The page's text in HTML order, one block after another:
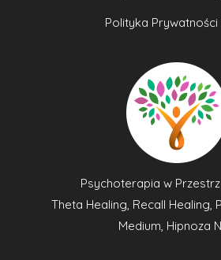
Polityka Prywatności
Psychoterapia w
Theta Healing, Recall Healing,
Medium, Hipnoza